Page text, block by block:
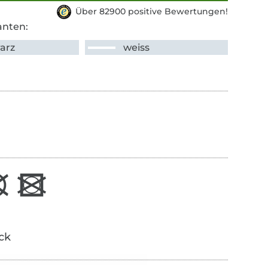
Über 82900 positive Bewertungen!
weiss